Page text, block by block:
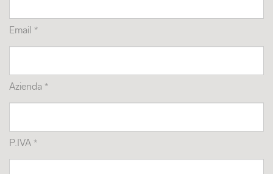
Email *
Azienda *
P.IVA *